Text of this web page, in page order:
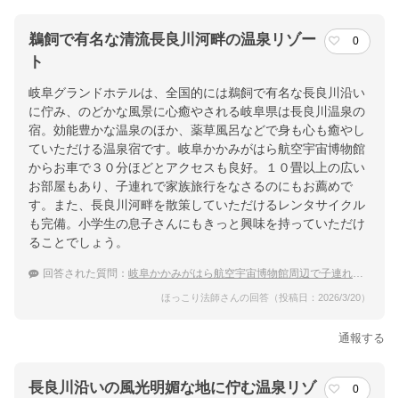
鵜飼で有名な清流長良川河畔の温泉リゾー
ト
0
岐阜グランドホテルは、全国的には鵜飼で有名な長良川沿い
に佇み、のどかな風景に心癒やされる岐阜県は長良川温泉の
宿。効能豊かな温泉のほか、薬草風呂などで身も心も癒やし
ていただける温泉宿です。岐阜かかみがはら航空宇宙博物館
からお車で３０分ほどとアクセスも良好。１０畳以上の広い
お部屋もあり、子連れで家族旅行をなさるのにもお薦めで
す。また、長良川河畔を散策していただけるレンタサイクル
も完備。小学生の息子さんにもきっと興味を持っていただけ
ることでしょう。
回答された質問： 岐阜かかみがはら航空宇宙博物館周辺で子連れにおすすめの温泉宿は？
ほっこり法師さんの回答（投稿日：2026/3/20）
通報する
長良川沿いの風光明媚な地に佇む温泉リゾ
0